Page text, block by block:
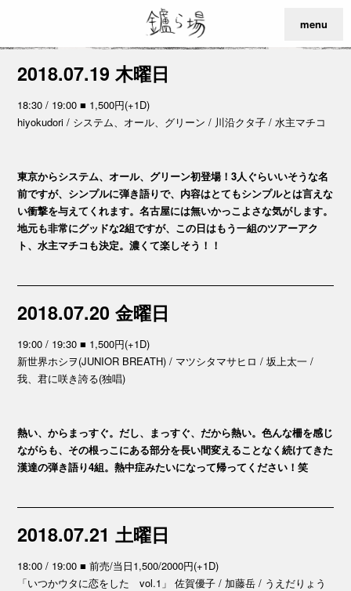
menu
2018.07.19 木曜日
18:30 / 19:00 ■ 1,500円(+1D)
hiyokudori / システム、オール、グリーン / 川沿クタ子 / 水主マチコ
東京からシステム、オール、グリーン初登場！3人ぐらいいそうな名
前ですが、シンプルに弾き語りで、内容はとてもシンプルとは言えな
い衝撃を与えてくれます。名古屋には無いかっこよさな気がします。
地元も非常にグッドな2組ですが、この日はもう一組のツアーアク
ト、水主マチコも決定。濃くて楽しそう！！
2018.07.20 金曜日
19:00 / 19:30 ■ 1,500円(+1D)
新世界ホシヲ(JUNIOR BREATH) / マツシタマサヒロ / 坂上太一 /
我、君に咲き誇る(独唱)
熱い、からまっすぐ。だし、まっすぐ、だから熱い。色んな柵を感じ
ながらも、その根っこにある部分を長い間変えることなく続けてきた
漢達の弾き語り4組。熱中症みたいになって帰ってください！笑
2018.07.21 土曜日
18:00 / 19:00 ■ 前売/当日1,500/2000円(+1D)
「いつかウタに恋をした vol.1」 佐賀優子 / 加藤岳 / うえだりょう